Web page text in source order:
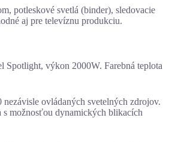
potleskové svetlá (binder), sledovacie
aj pre televíznu produkciu.
Spotlight, výkon 2000W. Farebná teplota
ovládaných svetelných zdrojov.
s možnosťou dynamických blikacích